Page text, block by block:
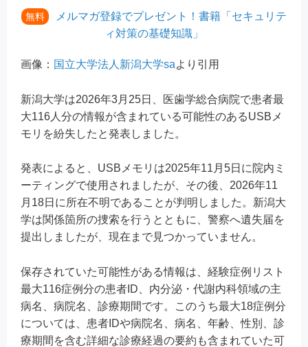
無料
メルマガ登録でプレゼント！書籍「セキュリテ
ィ対策の基礎知識」
画像： 国立大学法人新潟大学saより引用
新潟大学は2026年3月25日、医歯学総合病院で患者最
大116人分の情報が含まれている可能性のあるUSBメ
モリを紛失したと発表しました。
発表によると、USBメモリは2025年11月5日に院内ミ
ーティングで使用されましたが、その後、2026年11
月18日に所在不明であることが判明しました。新潟大
学は関係箇所の捜索を行うとともに、警察へ遺失届を
提出しましたが、現在まで見つかっていません。
保存されていた可能性がある情報は、経験症例リスト
最大116症例分の患者ID、内分泌・代謝内科領域の主
病名、病院名、診療期間です。このうち最大18症例分
については、患者IDや病院名、病名、年齢、性別、診
療期間を含む詳細な診療経過の要約も含まれていた可